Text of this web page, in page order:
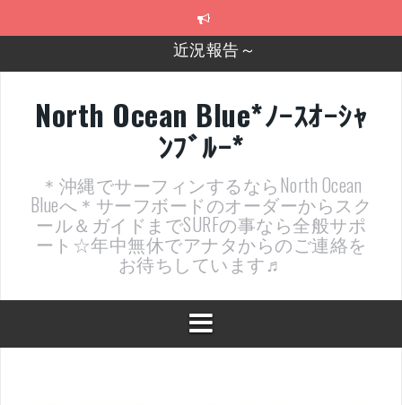
2026年明けました〜
近況報告ww
ヤッチマッターーーー！！！
支部長就任報告と支部予選・検定開催決定！
North Ocean Blue*ﾉｰｽｵｰｼｬ
ﾝﾌﾞﾙｰ*
＊沖縄でサーフィンするならNorth Ocean
Blueへ＊サーフボードのオーダーからスク
ール＆ガイドまでSURFの事なら全般サポ
ート☆年中無休でアナタからのご連絡を
お待ちしています♬